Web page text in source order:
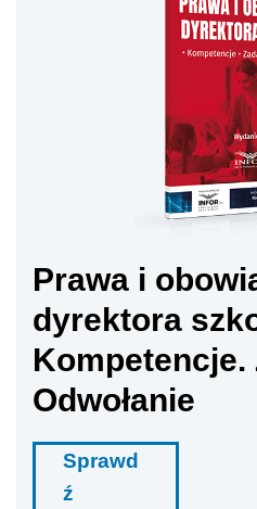
Prawa i
dyrektora
Kompetencje.
Odwołanie
Sprawd
ź